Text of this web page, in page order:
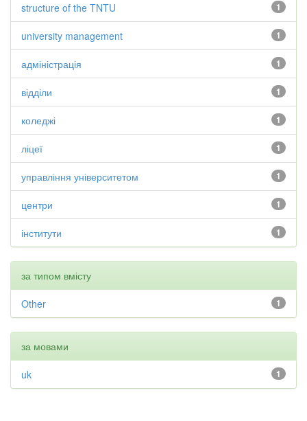
1
structure of the TNTU
1
university management
1
адміністрація
1
відділи
1
коледжі
1
ліцеї
1
управління університетом
1
центри
1
інститути
за типом вмісту
1
Other
за мовами
1
uk